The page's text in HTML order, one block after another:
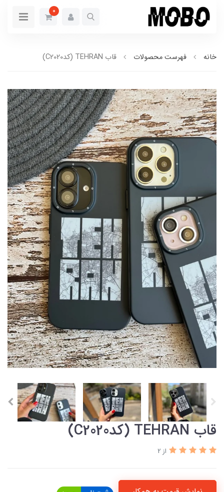
0
خانه فهرست محصولات قاب TEHRAN (کدC2020)
قاب TEHRAN (کدC2020)
از 2